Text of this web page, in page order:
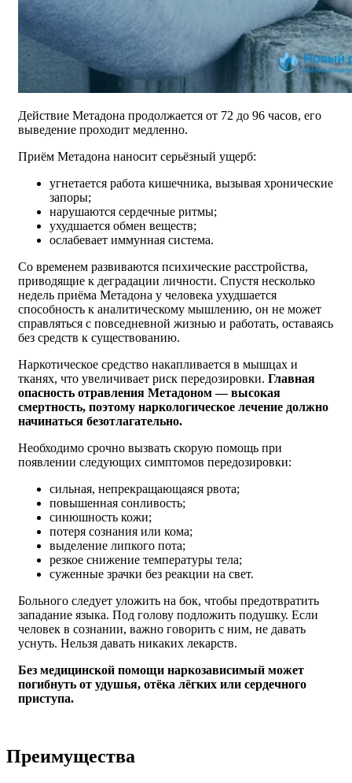
Действие Метадона продолжается от 72 до 96 часов, его
выведение проходит медленно.
Приём Метадона наносит серьёзный ущерб:
угнетается работа кишечника, вызывая хронические
запоры;
нарушаются сердечные ритмы;
ухудшается обмен веществ;
ослабевает иммунная система.
Со временем развиваются психические расстройства,
приводящие к деградации личности. Спустя несколько
недель приёма Метадона у человека ухудшается
способность к аналитическому мышлению, он не может
справляться с повседневной жизнью и работать, оставаясь
без средств к существованию.
Наркотическое средство накапливается в мышцах и
тканях, что увеличивает риск передозировки. Главная
опасность отравления Метадоном — высокая
смертность, поэтому наркологическое лечение должно
начинаться безотлагательно.
Необходимо срочно вызвать скорую помощь при
появлении следующих симптомов передозировки:
сильная, непрекращающаяся рвота;
повышенная сонливость;
синюшность кожи;
потеря сознания или кома;
выделение липкого пота;
резкое снижение температуры тела;
суженные зрачки без реакции на свет.
Больного следует уложить на бок, чтобы предотвратить
западание языка. Под голову подложить подушку. Если
человек в сознании, важно говорить с ним, не давать
уснуть. Нельзя давать никаких лекарств.
Без медицинской помощи наркозависимый может
погибнуть от удушья, отёка лёгких или сердечного
приступа.
Преимущества